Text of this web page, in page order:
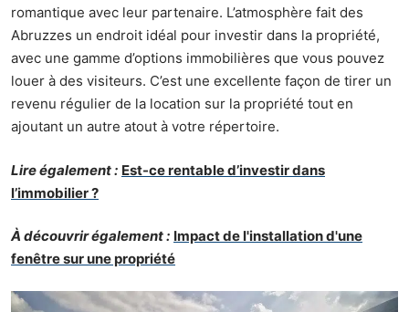
romantique avec leur partenaire. L’atmosphère fait des
Abruzzes un endroit idéal pour investir dans la propriété,
avec une gamme d’options immobilières que vous pouvez
louer à des visiteurs. C’est une excellente façon de tirer un
revenu régulier de la location sur la propriété tout en
ajoutant un autre atout à votre répertoire.
Lire également : Est-ce rentable d’investir dans
l’immobilier ?
À découvrir également : Impact de l'installation d'une
fenêtre sur une propriété